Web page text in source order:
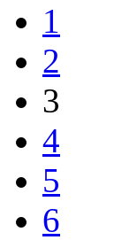
1
2
3
4
5
6